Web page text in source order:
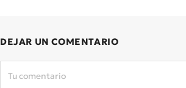
DEJAR UN COMENTARIO